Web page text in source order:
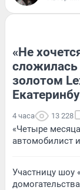
«Не
сложилась
золотом
4 часа 13 228
«Четыре
автомобилист
Участницу шоу